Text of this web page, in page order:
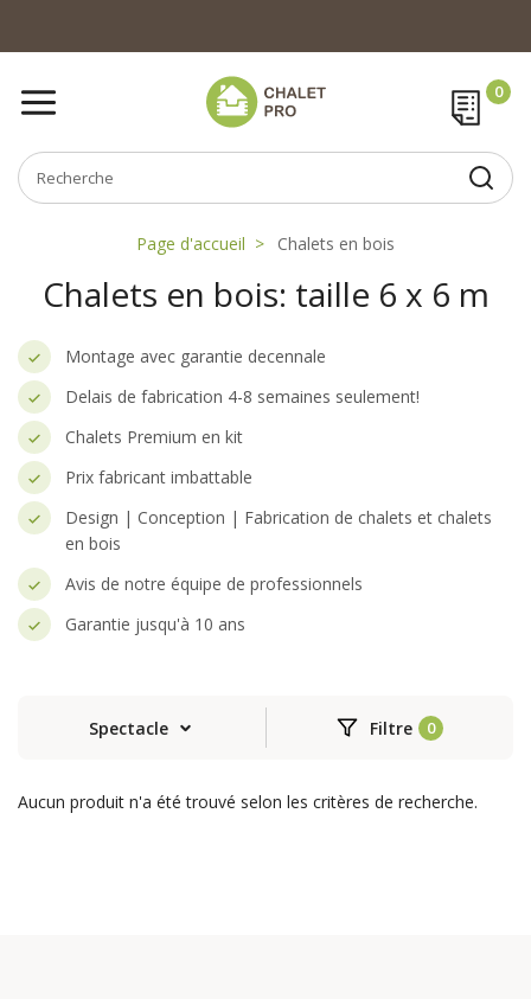
Page d'accueil Chalets en bois
Chalets en bois: taille 6 x 6 m
Montage avec garantie decennale
Delais de fabrication 4-8 semaines seulement!
Chalets Premium en kit
Prix fabricant imbattable
Design | Conception | Fabrication de chalets et chalets
en bois
Avis de notre équipe de professionnels
Garantie jusqu'à 10 ans
Spectacle Filtre
Aucun produit n'a été trouvé selon les critères de recherche.